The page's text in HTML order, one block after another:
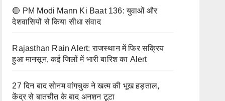
🔴 PM Modi Mann Ki Baat 136: युवाओं और
देशवासियों से किया सीधा संवाद
Rajasthan Rain Alert: राजस्थान में फिर सक्रिय
हुआ मानसून, कई जिलों में भारी बारिश का Alert
27 दिन बाद सोनम वांगचुक ने खत्म की भूख हड़ताल,
केंद्र से बातचीत के बाद अनशन टूटा